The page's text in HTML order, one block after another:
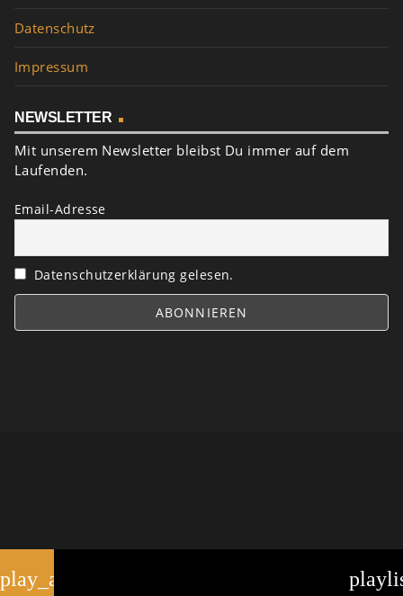
Datenschutz
Impressum
NEWSLETTER
Mit unserem Newsletter bleibst Du immer auf dem
Laufenden.
Email-Adresse
Datenschutzerklärung gelesen.
play_arrow